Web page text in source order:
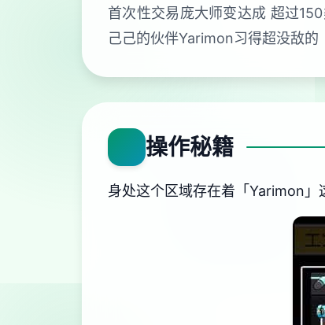
首次性交易庞大师变达成 超过
己己的伙伴Yarimon习得超没敌
操作秘籍
身处这个区域存在着「Yarimon」